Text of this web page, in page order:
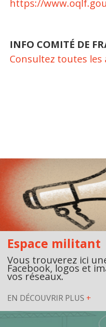
https://
INFO COMITÉ DE
Consultez toutes les
Espace militant
Vous trouverez ici
Facebook, logos et
vos réseaux.
EN DÉCOUVRIR PLUS +